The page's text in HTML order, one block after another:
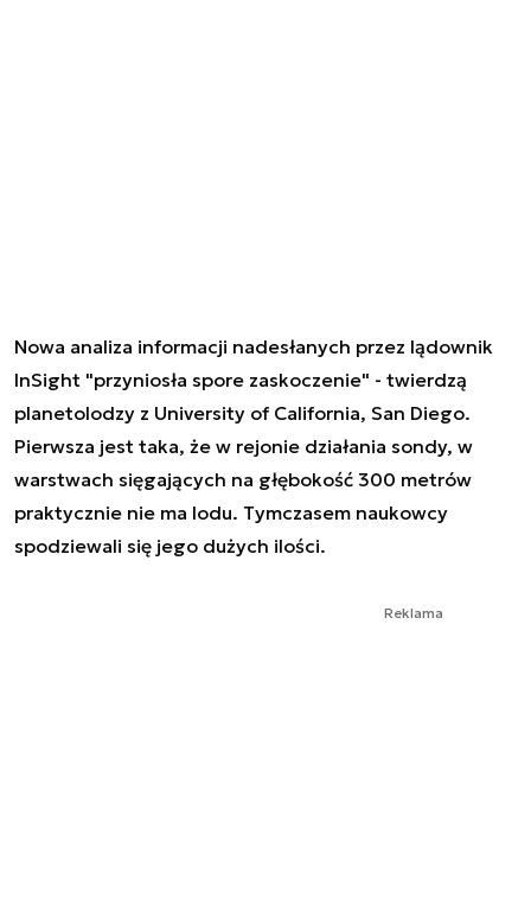
Nowa analiza informacji nadesłanych przez lądownik
InSight "przyniosła spore zaskoczenie" - twierdzą
planetolodzy z University of California, San Diego.
Pierwsza jest taka, że w rejonie działania sondy, w
warstwach sięgających na głębokość 300 metrów
praktycznie nie ma lodu. Tymczasem naukowcy
spodziewali się jego dużych ilości.
Reklama